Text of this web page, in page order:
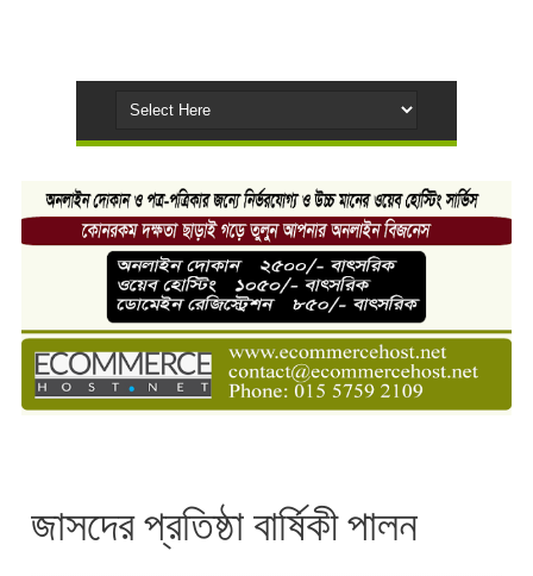
জাসদের প্রতিষ্ঠা বার্ষিকী পালন